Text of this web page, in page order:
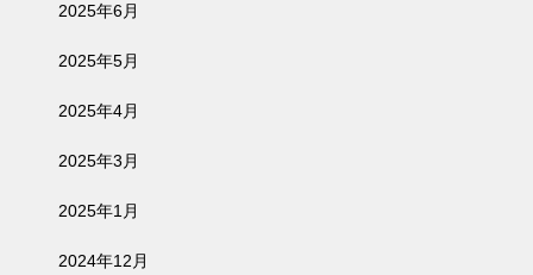
2025年6月
2025年5月
2025年4月
2025年3月
2025年1月
2024年12月